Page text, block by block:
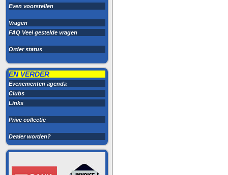
Even voorstellen
Vragen
FAQ Veel gestelde vragen
Order status
EN VERDER
Evenementen agenda
Clubs
Links
Prive collectie
Dealer worden?